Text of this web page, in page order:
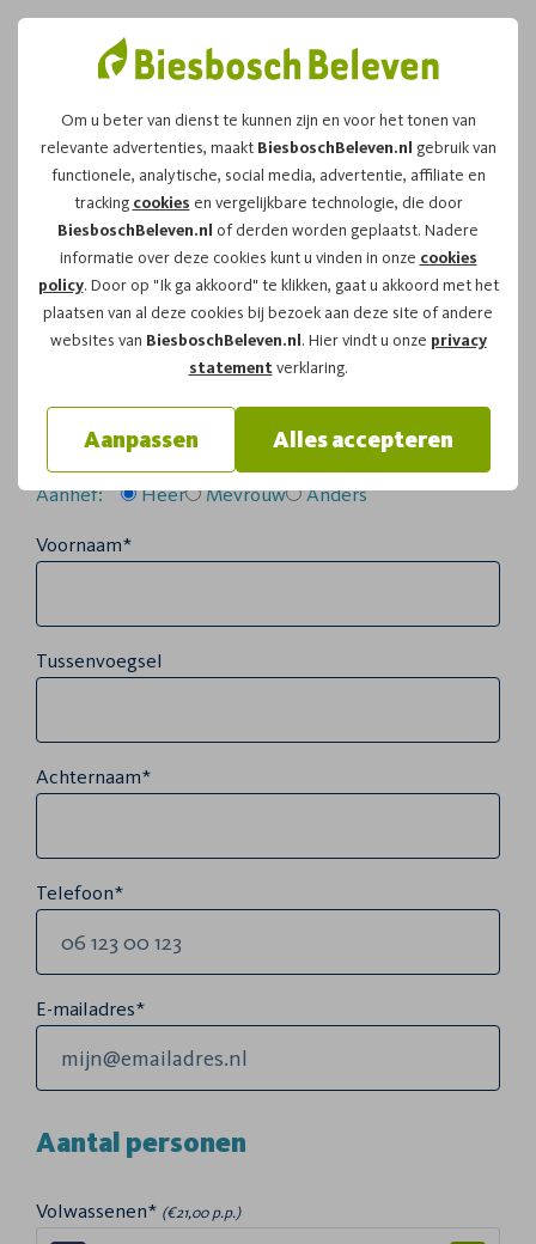
Om u beter van dienst te kunnen zijn en voor het tonen van
relevante advertenties, maakt BiesboschBeleven.nl gebruik van
functionele, analytische, social media, advertentie, affiliate en
tracking cookies en vergelijkbare technologie, die door
BiesboschBeleven.nl of derden worden geplaatst. Nadere
informatie over deze cookies kunt u vinden in onze cookies
policy. Door op "Ik ga akkoord" te klikken, gaat u akkoord met het
plaatsen van al deze cookies bij bezoek aan deze site of andere
websites van BiesboschBeleven.nl. Hier vindt u onze privacy
statementverklaring.
Aanpassen Alles accepteren
Leuk dat u kiest voor dit
arrangement!
Om te reserveren voor de Zwerftochtvaartocht op
zondag 12-04-2026om14:00 vragen wij u
onderstaand formulier in te vullen.
Uw gegevens:
Aanhef: Heer Mevrouw Anders
Voornaam*
Tussenvoegsel
Achternaam*
Telefoon*
E-mailadres*
Aantal personen
Volwassenen* (€21,00 p.p.)